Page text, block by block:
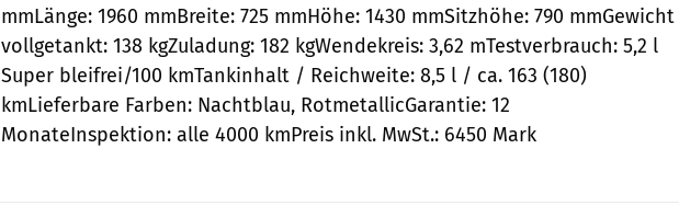
mmLänge: 1960 mmBreite: 725 mmHöhe: 1430 mmSitzhöhe: 790 mmGewicht
vollgetankt: 138 kgZuladung: 182 kgWendekreis: 3,62 mTestverbrauch: 5,2 l
Super bleifrei/100 kmTankinhalt / Reichweite: 8,5 l / ca. 163 (180)
kmLieferbare Farben: Nachtblau, RotmetallicGarantie: 12
MonateInspektion: alle 4000 kmPreis inkl. MwSt.: 6450 Mark